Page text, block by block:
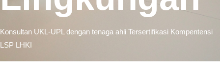
Konsultan UKL-UPL dengan tenaga ahli Tersertifikasi Kompentensi
LSP LHKI